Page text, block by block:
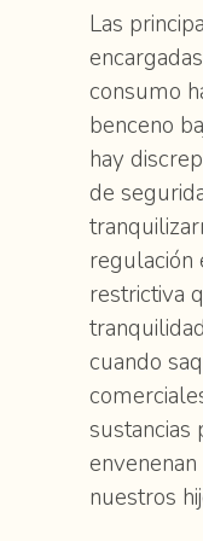
Las
consumo
benceno
hay
de
regulación
restrictiva
cuando
sustancias
nuestros